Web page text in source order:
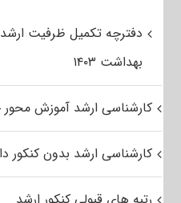
دفترچه تکمیل ظرفیت
بهداشت ۱۴۰۳
کارشناسی ارشد آموزش
کارشناسی ارشد بدون کنکور